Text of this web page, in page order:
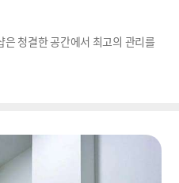
청결한 공간에서 최고의 관리를